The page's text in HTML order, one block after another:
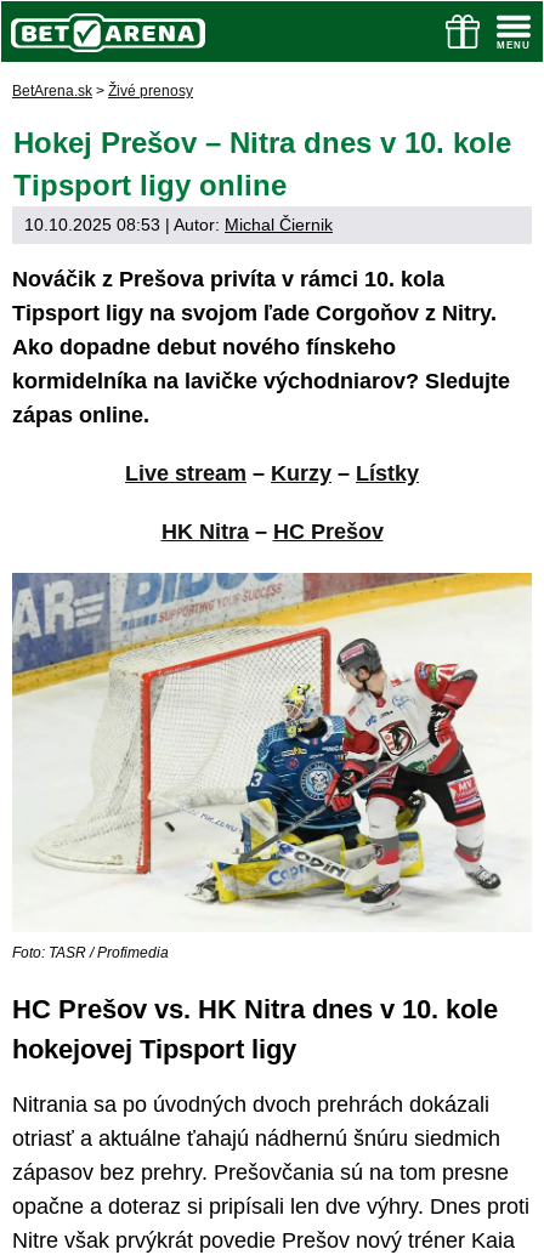
BetArena.sk > Živé prenosy
Hokej Prešov – Nitra dnes v 10. kole
Tipsport ligy online
10.10.2025 08:53 | Autor: Michal Čiernik
Nováčik z Prešova privíta v rámci 10. kola
Tipsport ligy na svojom ľade Corgoňov z Nitry.
Ako dopadne debut nového fínskeho
kormidelníka na lavičke východniarov? Sledujte
zápas online.
Live stream – Kurzy – Lístky
HK Nitra– HC Prešov
Foto: TASR / Profimedia
HC Prešov vs. HK Nitra dnes v 10. kole
hokejovej Tipsport ligy
Nitrania sa po úvodných dvoch prehrách dokázali
otriasť a aktuálne ťahajú nádhernú šnúru siedmich
zápasov bez prehry. Prešovčania sú na tom presne
opačne a doteraz si pripísali len dve výhry. Dnes proti
Nitre však prvýkrát povedie Prešov nový tréner Kaia